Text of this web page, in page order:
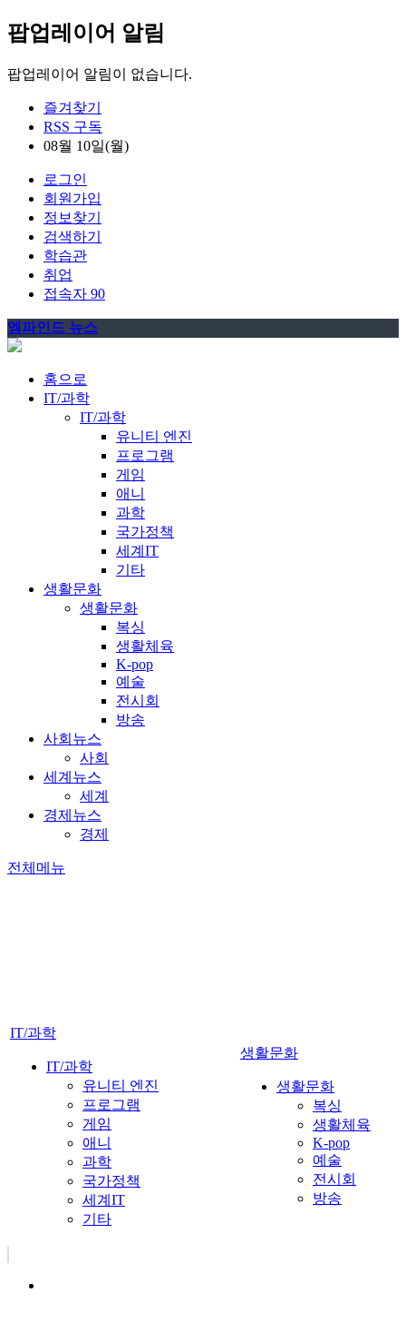
팝업레이어 알림
팝업레이어 알림이 없습니다.
즐겨찾기
RSS 구독
08월 10일(월)
로그인
회원가입
정보찾기
검색하기
학습관
취업
접속자 90
엠파인드 뉴스
홈으로
IT/과학
IT/과학
유니티 엔진
프로그램
게임
애니
과학
국가정책
세계IT
기타
생활문화
생활문화
복싱
생활체육
K-pop
예술
전시회
방송
사회뉴스
사회
세계뉴스
세계
경제뉴스
경제
전체메뉴
IT/과학
IT/과학
유니티 엔진
프로그램
게임
애니
과학
국가정책
세계IT
기타
생활문화
생활문화
복싱
생활체육
K-pop
예술
전시회
방송